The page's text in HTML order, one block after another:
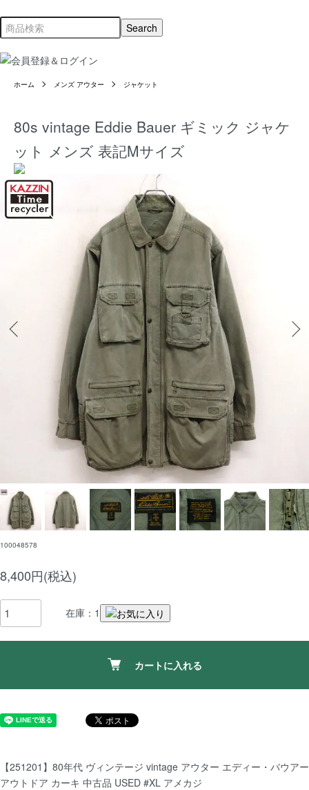
ホーム メンズ アウター ジャケット
80s vintage Eddie Bauer ギミック ジャケ
ット メンズ 表記Mサイズ
100048578
8,400円(税込)
在庫：1
カートに入れる
【251201】80年代 ヴィンテージ vintage アウター エディー・バウアー
アウトドア カーキ 中古品 USED #XL アメカジ